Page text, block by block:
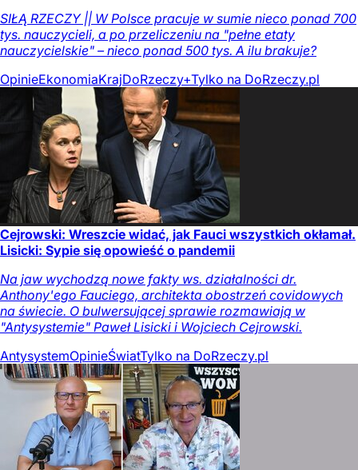
SIŁĄ RZECZY || W Polsce pracuje w sumie nieco ponad 700
tys. nauczycieli, a po przeliczeniu na "pełne etaty
nauczycielskie" – nieco ponad 500 tys. A ilu brakuje?
OpinieEkonomiaKrajDoRzeczy+Tylko na DoRzeczy.pl
Cejrowski: Wreszcie widać, jak Fauci wszystkich okłamał.
Lisicki: Sypie się opowieść o pandemii
Na jaw wychodzą nowe fakty ws. działalności dr.
Anthony'ego Fauciego, architekta obostrzeń covidowych
na świecie. O bulwersującej sprawie rozmawiają w
"Antysystemie" Paweł Lisicki i Wojciech Cejrowski.
AntysystemOpinieŚwiatTylko na DoRzeczy.pl